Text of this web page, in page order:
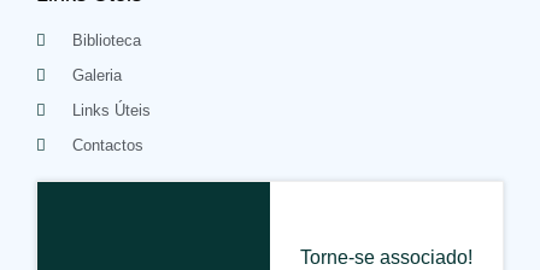
Biblioteca
Galeria
Links Úteis
Contactos
Torne-se associado!